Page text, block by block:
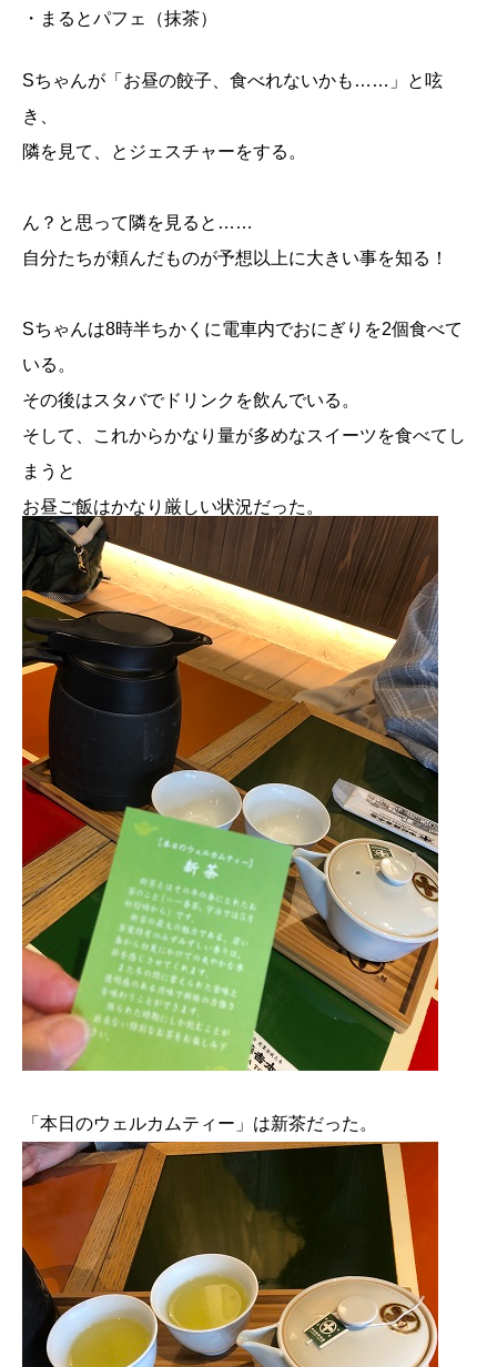
・まるとパフェ（抹茶）
Sちゃんが「お昼の餃子、食べれないかも……」と呟
き、
隣を見て、とジェスチャーをする。
ん？と思って隣を見ると……
自分たちが頼んだものが予想以上に大きい事を知る！
Sちゃんは8時半ちかくに電車内でおにぎりを2個食べて
いる。
その後はスタバでドリンクを飲んでいる。
そして、これからかなり量が多めなスイーツを食べてし
まうと
お昼ご飯はかなり厳しい状況だった。
「本日のウェルカムティー」は新茶だった。